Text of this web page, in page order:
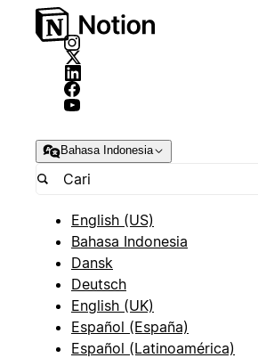
Bahasa Indonesia
English (US)
Bahasa Indonesia
Dansk
Deutsch
English (UK)
Español (España)
Español (Latinoamérica)